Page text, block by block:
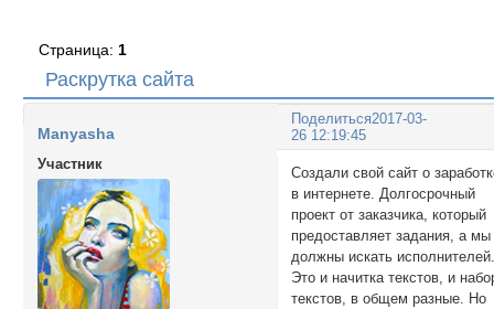
Раскрутка сайта
Страница: 1
Поделиться2017-03-
26 12:19:45
Manyasha
Участник
Создали свой сайт о
в интернете. Долгосрочный
проект от заказчика, который
предоставляет задания, а мы
должны искать
Это и начитка текстов, и
текстов, в общем разные. Но